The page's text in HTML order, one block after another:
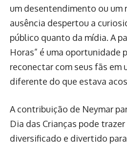
um desentendimento ou um
ausência despertou a
público quanto da mídia. A
Horas” é uma oportunidade
reconectar com seus fãs em
diferente do que estava
A contribuição de Neymar
Dia das Crianças pode
diversificado e divertido